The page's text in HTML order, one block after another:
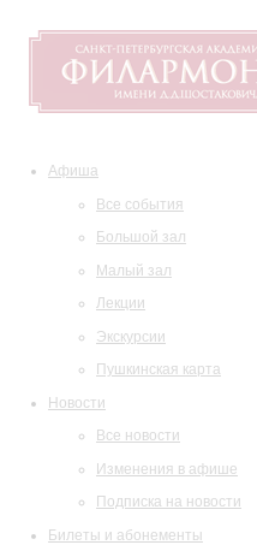
Афиша
Все события
Большой зал
Малый зал
Лекции
Экскурсии
Пушкинская карта
Новости
Все новости
Изменения в афише
Подписка на новости
Билеты и абонементы